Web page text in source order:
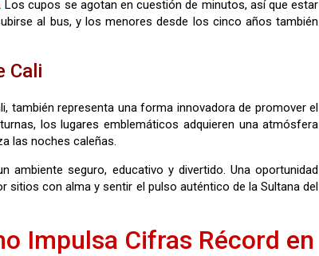
Los cupos se agotan en cuestión de minutos, así que estar
al bus, y los menores desde los cinco años también
Cali
también representa una forma innovadora de promover el
los lugares emblemáticos adquieren una atmósfera
las noches caleñas.
ambiente seguro, educativo y divertido. Una oportunidad
sitios con alma y sentir el pulso auténtico de la Sultana del
Impulsa Cifras Récord en